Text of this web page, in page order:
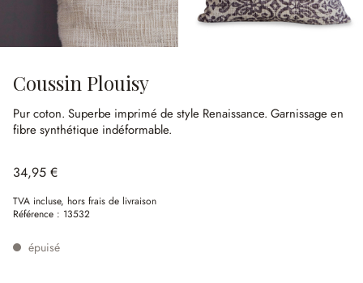
Coussin Plouisy
Pur coton. Superbe imprimé de style Renaissance. Garnissage en
fibre synthétique indéformable.
34,95 €
TVA incluse, hors frais de livraison
Référence : 13532
épuisé